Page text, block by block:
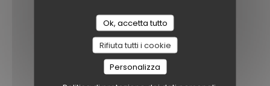
Ok, accetta tutto
Rifiuta tutti i cookie
Personalizza
0492 61 18 80
hello@eqpe.be
Seguici